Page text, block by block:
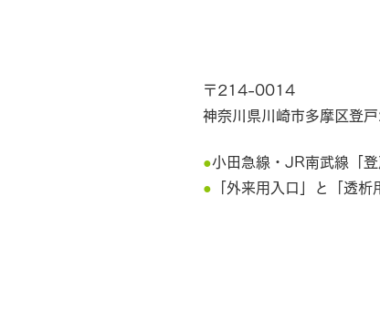
〒214-0014
神奈川県川崎市多摩区
●小田急線・JR南武線「
● 「外来用入口」と「透